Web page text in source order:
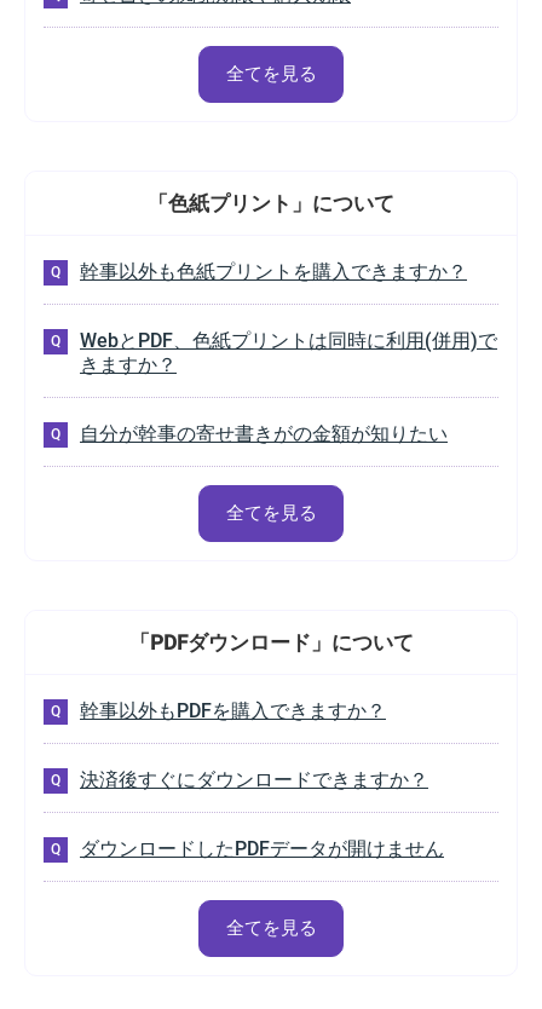
全てを見る
「色紙プリント」 について
幹事以外も色紙プリントを購入できますか？
WebとPDF、色紙プリントは同時に利用(併用)で
きますか？
自分が幹事の寄せ書きがの金額が知りたい
全てを見る
「PDFダウンロード」 について
幹事以外もPDFを購入できますか？
決済後すぐにダウンロードできますか？
ダウンロードしたPDFデータが開けません
全てを見る